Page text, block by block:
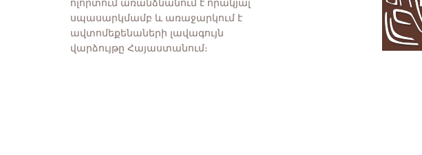
սպասարկմամբ և առաջարկում է
ավտոմեքենաների լավագույն
վարձույթը Հայաստանում։